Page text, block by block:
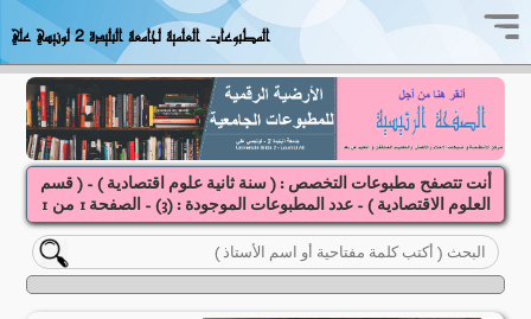
المطبوعات العلمية لجامعة البليدة 2 لونيسي علي
أنت تتصفح مطبوعات التخصص : ( سنة ثانية علوم اقتصادية ) - ( قسم
العلوم الاقتصادية ) - عدد المطبوعات الموجودة : (3) - الصفحة1 من1